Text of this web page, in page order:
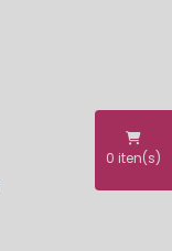
0 iten(s)